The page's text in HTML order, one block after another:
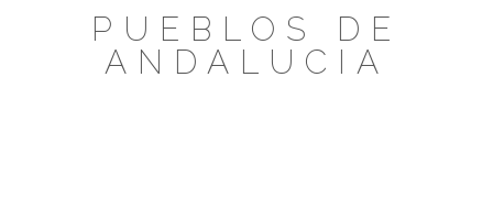
PUEBLOS DE
ANDALUCIA